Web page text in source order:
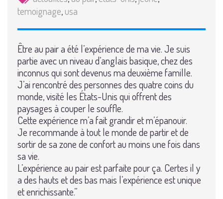
temoignage,usa
Être au pair a été l’expérience de ma vie. Je suis
partie avec un niveau d’anglais basique, chez des
inconnus qui sont devenus ma deuxième famille.
J’ai rencontré des personnes des quatre coins du
monde, visité les États-Unis qui offrent des
paysages à couper le souffle.
Cette expérience m’a fait grandir et m’épanouir.
Je recommande à tout le monde de partir et de
sortir de sa zone de confort au moins une fois dans
sa vie.
L’expérience au pair est parfaite pour ça. Certes il y
a des hauts et des bas mais l’expérience est unique
et enrichissante.”